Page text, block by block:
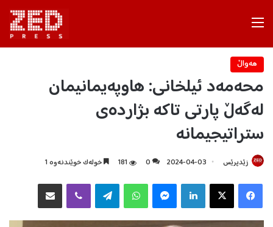
هه‌واڵ
محەمەد ئیلخانی: هاوپەیمانیمان
لەگەڵ پارتی تاکە بژاردەی
ستراتیجیمانە
زێدپرێس 2024-04-03
0
181 خولەک خوێندنەوە 1
X
Telegram